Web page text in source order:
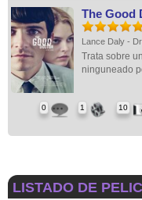
The Good
Lance Daly -
Trata sobre
ninguneado
0 1 10
LISTADO DE